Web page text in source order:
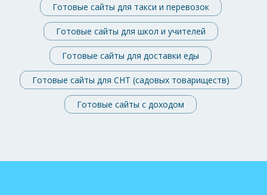
Готовые сайты для такси и перевозок
Готовые сайты для школ и учителей
Готовые сайты для доставки еды
Готовые сайты для СНТ (садовых товариществ)
Готовые сайты с доходом